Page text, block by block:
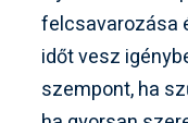
felcsavarozása
időt vesz
szempont, ha